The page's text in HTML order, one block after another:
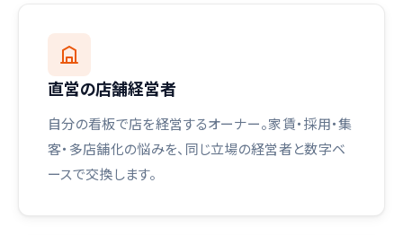
直営の店舗経営者
自分の看板で店を経営するオーナー。家賃・採用・集
客・多店舗化の悩みを、同じ立場の経営者と数字ベ
ースで交換します。